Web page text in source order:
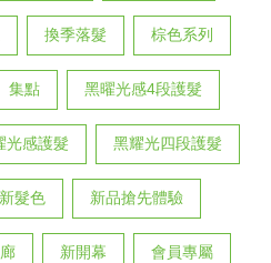
換季落髮 棕色系列
集點 黑曜光感4段護髮
光感護髮 黑耀光四段護髮
髮色 新品搶先體驗
新開幕 會員專屬